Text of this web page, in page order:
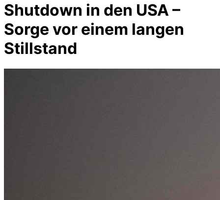
Shutdown in den USA –
Sorge vor einem langen
Stillstand